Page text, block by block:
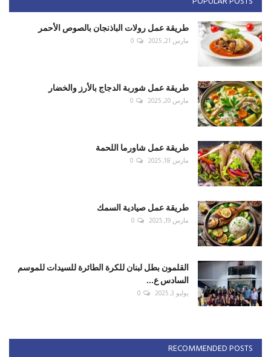
طريقة عمل رولات الباذنجان بالصوص الأحمر
مارس 21, 2025 0
طريقة عمل شوربة الدجاج بالأرز والخضار
مارس 20, 2025 0
طريقة عمل شاورما اللحمة
مارس 18, 2025 0
طريقة عمل صيادية السمك
مارس 19, 2025 0
القلمون بطل لبنان للكرة الطائرة للسيدات للموسم
السادس ع...
يوليو 3, 2025 0
RECOMMENDED POSTS